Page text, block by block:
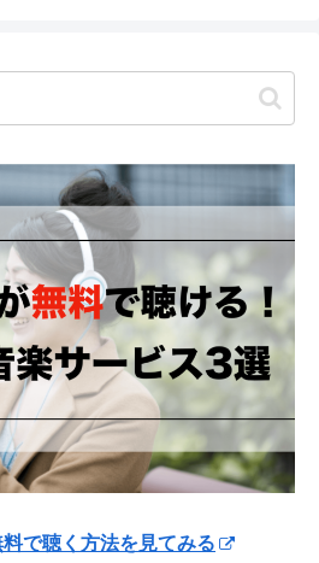
で聴く方法を見てみる